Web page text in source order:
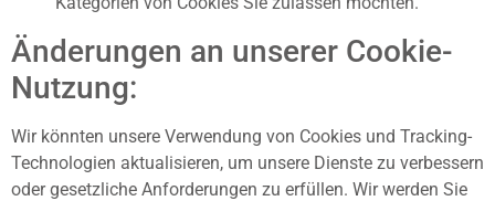
Änderungen an unserer Cookie-
Nutzung:
Wir könnten unsere Verwendung von Cookies und Tracking-
Technologien aktualisieren, um unsere Dienste zu verbessern
oder gesetzliche Anforderungen zu erfüllen. Wir werden Sie